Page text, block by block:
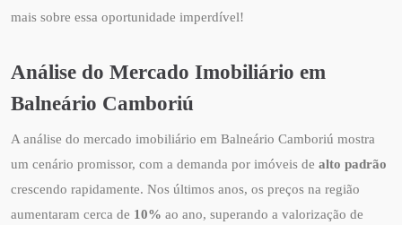
mais sobre essa oportunidade imperdível!
Análise do Mercado Imobiliário em
Balneário Camboriú
A análise do mercado imobiliário em Balneário Camboriú mostra
um cenário promissor, com a demanda por imóveis de alto padrão
crescendo rapidamente. Nos últimos anos, os preços na região
aumentaram cerca de 10% ao ano, superando a valorização de